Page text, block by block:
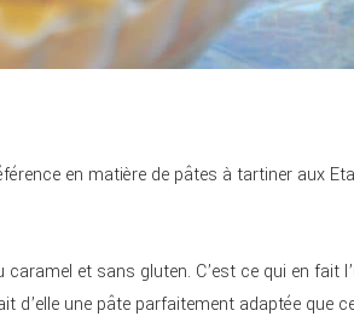
en matière de pâtes à tartiner aux
et sans gluten. C’est ce qui en fait
d’elle une pâte parfaitement adaptée que